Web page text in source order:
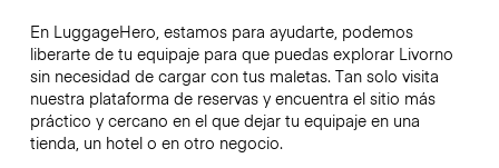
En LuggageHero, estamos para ayudarte, podemos
liberarte de tu equipaje para que puedas explorar Livorno
sin necesidad de cargar con tus maletas. Tan solo visita
nuestra plataforma de reservas y encuentra el sitio más
práctico y cercano en el que dejar tu equipaje en una
tienda, un hotel o en otro negocio.